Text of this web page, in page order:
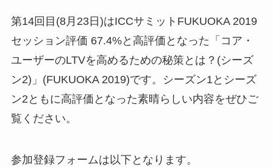
第14回目(8月23日)はICCサミットFUKUOKA 2019
セッション評価 67.4%と高評価となった「コア・
ユーザーのLTVを高めるための秘策とは？(シーズ
ン2)」(FUKUOKA 2019)です。シーズン1とシーズ
ン2ともに高評価と なった素晴らしい内容をぜひご
覧ください。
参加登録フォームは以下となります。